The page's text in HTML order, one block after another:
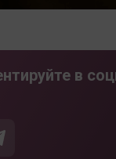
в